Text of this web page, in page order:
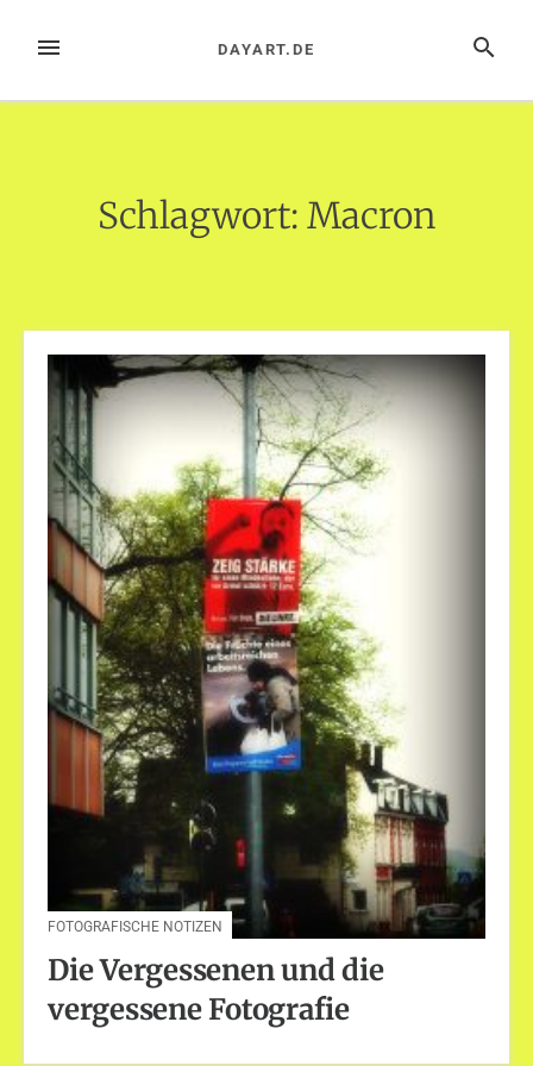
InhaltMENÜ SUCHE
DAYART.DE
Schlagwort: Macron
FOTOGRAFISCHE NOTIZEN
Die Vergessenen und die
vergessene Fotografie